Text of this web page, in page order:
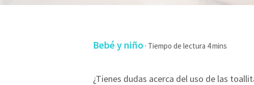
Bebé y niño ·
¿Tienes dudas acerca del uso de las